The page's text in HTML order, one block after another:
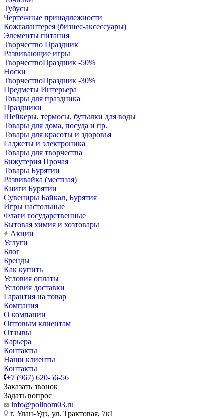
Тубусы
Чертежные принадлежности
Кожгалантерея (бизнес-аксессуары)
Элементы питания
Творчество Праздник
Развивающие игры
ТворчествоПраздник -50%
Носки
ТворчествоПраздник -30%
Предметы Интерьера
Товары для праздника
Праздники
Шейкеры, термосы, бутылки для воды
Товары для дома, посуда и пр.
Товары для красоты и здоровья
Гаджеты и электроника
Товары для творчества
Бижутерия Прочая
Товары Бурятии
Развивайка (местная)
Книги Бурятии
Сувениры Байкал, Бурятия
Игры настольные
Флаги государственные
Бытовая химия и хозтовары
Акции
Услуги
Блог
Бренды
Как купить
Условия оплаты
Условия доставки
Гарантия на товар
Компания
О компании
Оптовым клиентам
Отзывы
Карьера
Контакты
Наши клиенты
Контакты
+7 (967) 620-56-56
Заказать звонок
Задать вопрос
info@polinom03.ru
г. Улан-Удэ, ул. Трактовая, 7к1